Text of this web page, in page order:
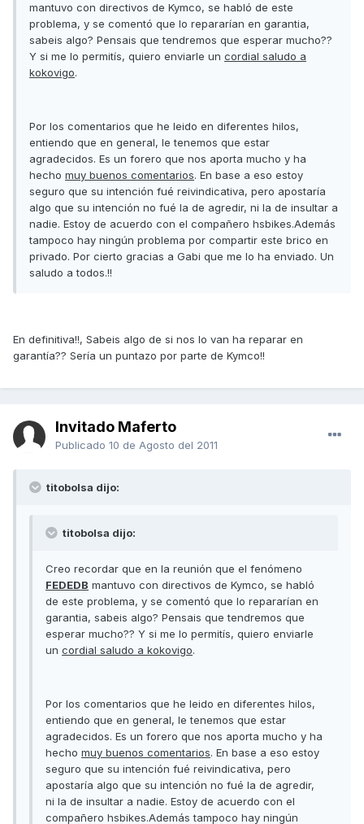
mantuvo con directivos de Kymco, se habló de este
problema, y se comentó que lo repararían en garantia,
sabeis algo? Pensais que tendremos que esperar mucho??
Y si me lo permitís, quiero enviarle un cordial saludo a
kokovigo.
Por los comentarios que he leido en diferentes hilos,
entiendo que en general, le tenemos que estar
agradecidos. Es un forero que nos aporta mucho y ha
hecho muy buenos comentarios. En base a eso estoy
seguro que su intención fué reivindicativa, pero apostaría
algo que su intención no fué la de agredir, ni la de insultar a
nadie. Estoy de acuerdo con el compañero hsbikes.Además
tampoco hay ningún problema por compartir este brico en
privado. Por cierto gracias a Gabi que me lo ha enviado. Un
saludo a todos.!!
En definitiva!!, Sabeis algo de si nos lo van ha reparar en
garantía?? Sería un puntazo por parte de Kymco!!
Invitado Maferto
Publicado 10 de Agosto del 2011
titobolsa dijo:
titobolsa dijo:
Creo recordar que en la reunión que el fenómeno
FEDEDB mantuvo con directivos de Kymco, se habló
de este problema, y se comentó que lo repararían en
garantia, sabeis algo? Pensais que tendremos que
esperar mucho?? Y si me lo permitís, quiero enviarle
un cordial saludo a kokovigo.
Por los comentarios que he leido en diferentes hilos,
entiendo que en general, le tenemos que estar
agradecidos. Es un forero que nos aporta mucho y ha
hecho muy buenos comentarios. En base a eso estoy
seguro que su intención fué reivindicativa, pero
apostaría algo que su intención no fué la de agredir,
ni la de insultar a nadie. Estoy de acuerdo con el
compañero hsbikes.Además tampoco hay ningún